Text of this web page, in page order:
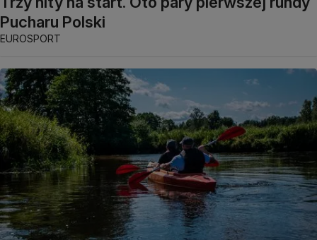
Pucharu Polski
EUROSPORT